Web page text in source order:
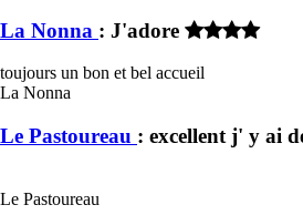
La Nonna : J'adore
toujours un bon et bel accueil
La Nonna
Le Pastoureau : excellent j' y ai
Le Pastoureau